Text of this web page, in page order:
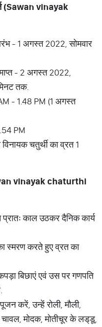
(Sawan vinayak
- 1 अगस्त 2022, सोमवार
- 2 अगस्त 2022,
तक.
- 1.48 PM (1 अगस्त
PM
चतुर्थी का व्रत 1
vinayak chaturthi
काल उठकर दैनिक कार्य
स्मरण करते हुए व्रत का
बिछाएं एवं उस पर गणपति
पूजन करें, उन्हें रोली, मौली,
चावल, मोदक, मोतीचूर के लड्‌डू,